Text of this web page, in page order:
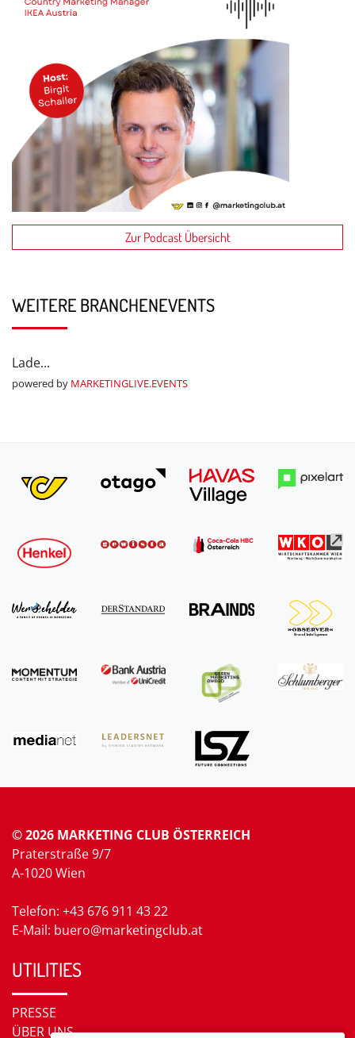
Zur Podcast Übersicht
WEITERE BRANCHENEVENTS
Lade...
powered by MARKETINGLIVE.EVENTS
© 2026 MARKETING CLUB ÖSTERREICH
Praterstraße 9/7
A-1020 Wien
Telefon: +43 676 911 43 22
E-Mail: buero@marketingclub.at
UTILITIES
PRESSE
ÜBER UNS